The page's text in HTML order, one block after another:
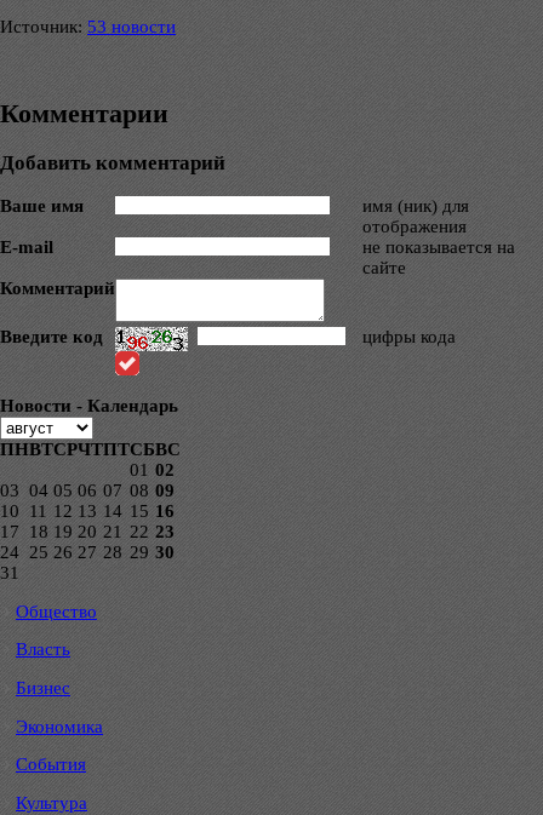
Источник: 53 новости
Комментарии
Добавить комментарий
Ваше имя
имя (ник) для
отображения
E-mail
не показывается на
сайте
Комментарий
Введите код цифры кода
Новости - Календарь
ПНВТСРЧТПТСБВС
01 02
03 04 05 06 07 08 09
10
11 12 13 14 15 16
17 18 19 20 21 22 23
24 25 26 27 28 29 30
31
Общество
Власть
Бизнес
Экономика
События
Культура